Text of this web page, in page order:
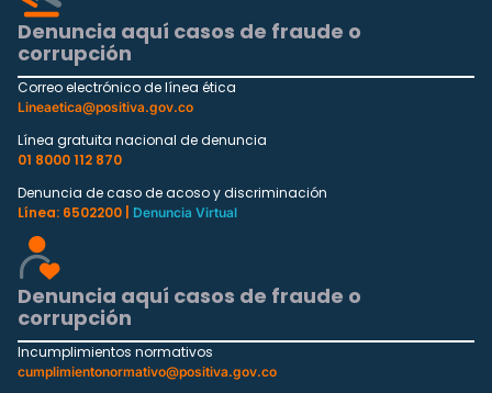
Denuncia aquí casos de fraude o
corrupción
Correo electrónico de línea ética
Lineaetica@positiva.gov.co
Línea gratuita nacional de denuncia
01 8000 112 870
Denuncia de caso de acoso y discriminación
Línea: 6502200 |
Denuncia Virtual
Denuncia aquí casos de fraude o
corrupción
Incumplimientos normativos
cumplimientonormativo@positiva.gov.co